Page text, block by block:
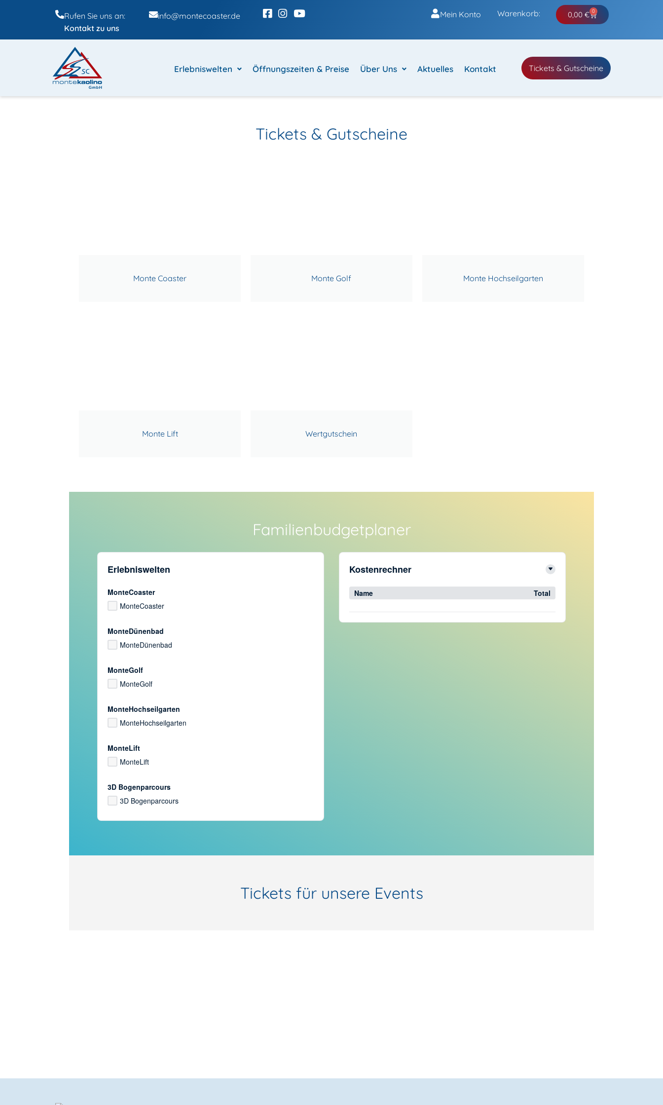
Rufen Sie uns an:
Kontakt zu uns
info@montecoaster.de Mein Konto Warenkorb: 0,00 € 0
Erlebniswelten Öffnungszeiten & Preise Über Uns Aktuelles Kontakt Tickets & Gutscheine
Tickets & Gutscheine
Monte Coaster Monte Golf Monte Hochseilgarten
Monte Lift Wertgutschein
Familienbudgetplaner
Erlebniswelten
MonteCoaster
MonteCoaster
MonteDünenbad
MonteDünenbad
MonteGolf
MonteGolf
MonteHochseilgarten
MonteHochseilgarten
MonteLift
MonteLift
3D Bogenparcours
3D Bogenparcours
Kostenrechner
Name Total
Tickets für unsere Events